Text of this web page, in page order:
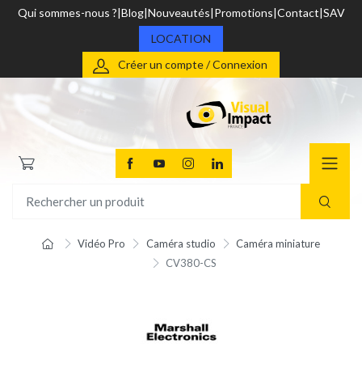
Qui sommes-nous ? Blog Nouveautés Promotions Contact SAV
LOCATION
Créer un compte / Connexion
Vidéo Pro Caméra studio
Caméra miniature
CV380-CS